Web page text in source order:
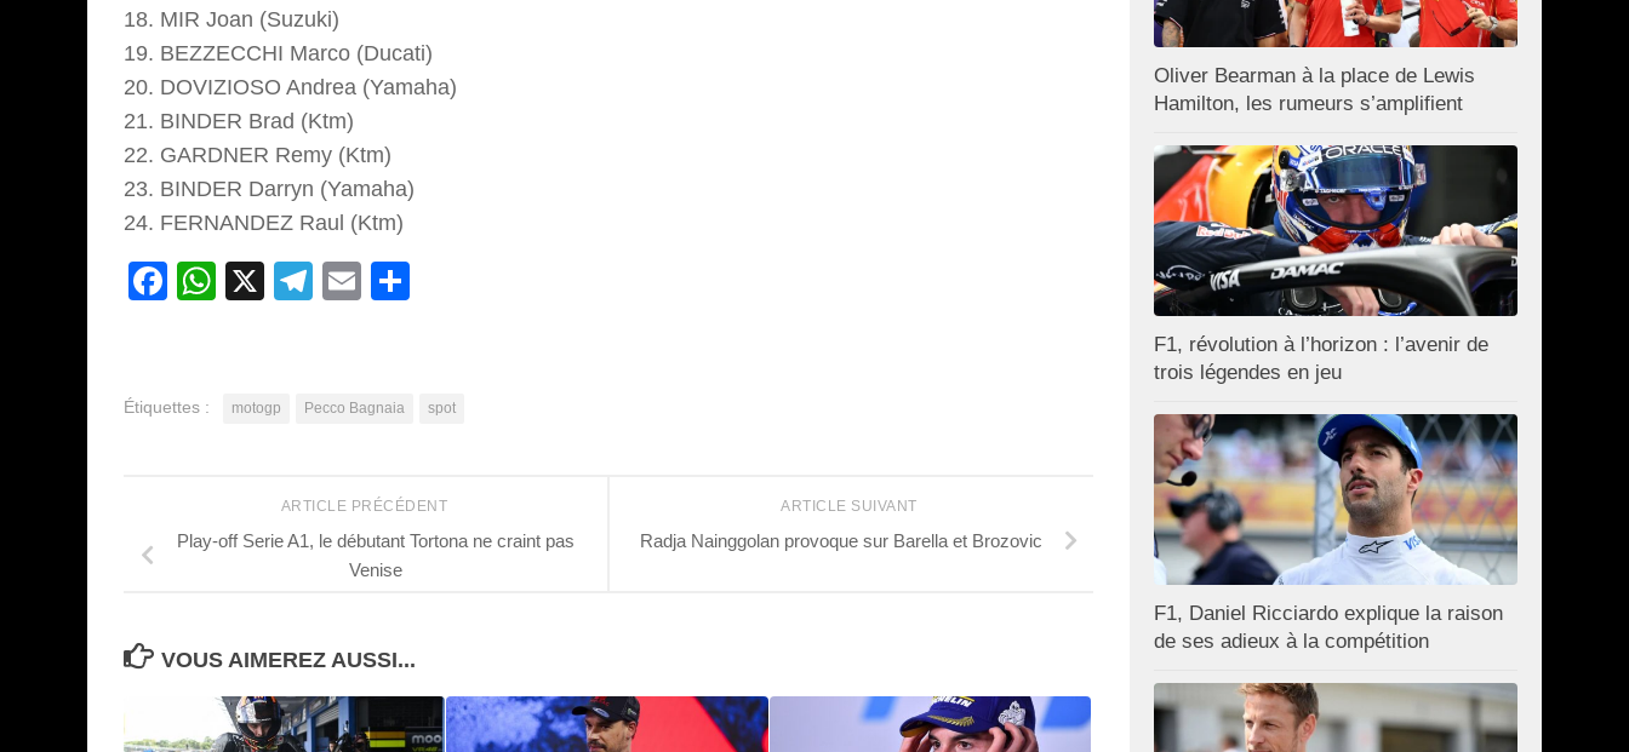
18. MIR Joan (Suzuki)
19. BEZZECCHI Marco (Ducati)
20. DOVIZIOSO Andrea (Yamaha)
21. BINDER Brad (Ktm)
22. GARDNER Remy (Ktm)
23. BINDER Darryn (Yamaha)
24. FERNANDEZ Raul (Ktm)
Facebook
WhatsApp
X Telegram
Email
Étiquettes : motogp Pecco Bagnaia spot
ARTICLE SUIVANT
Radja Nainggolan provoque sur Barella et Brozovic
ARTICLE PRÉCÉDENT
Play-off Serie A1, le débutant Tortona ne craint pas
Venise
VOUS AIMEREZ AUSSI...
Oliver Bearman à la place de Lewis
Hamilton, les rumeurs s’amplifient
F1, révolution à l’horizon : l’avenir de
trois légendes en jeu
F1, Daniel Ricciardo explique la raison
de ses adieux à la compétition